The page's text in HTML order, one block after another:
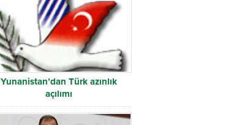
Yunanistan’dan Türk azınlık
açılımı